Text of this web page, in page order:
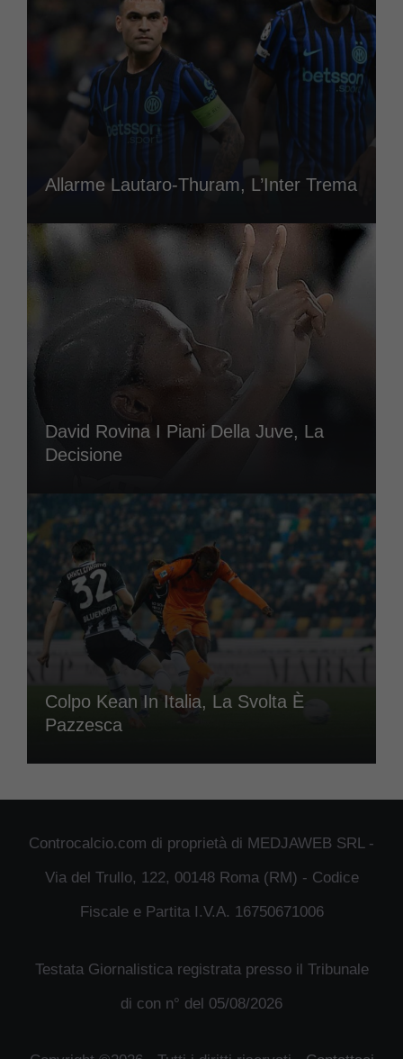
Allarme Lautaro-Thuram, L’Inter Trema
David Rovina I Piani Della Juve, La
Decisione
Colpo Kean In Italia, La Svolta È
Pazzesca
Controcalcio.com di proprietà di MEDJAWEB SRL -
Via del Trullo, 122, 00148 Roma (RM) - Codice
Fiscale e Partita I.V.A. 16750671006
Testata Giornalistica registrata presso il Tribunale
di con n° del 05/08/2026